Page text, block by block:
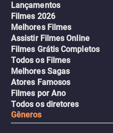
Lançamentos
Filmes 2026
Melhores Filmes
Assistir Filmes Online
Filmes Grátis Completos
Todos os Filmes
Melhores Sagas
Atores Famosos
Filmes por Ano
Todos os diretores
Gêneros